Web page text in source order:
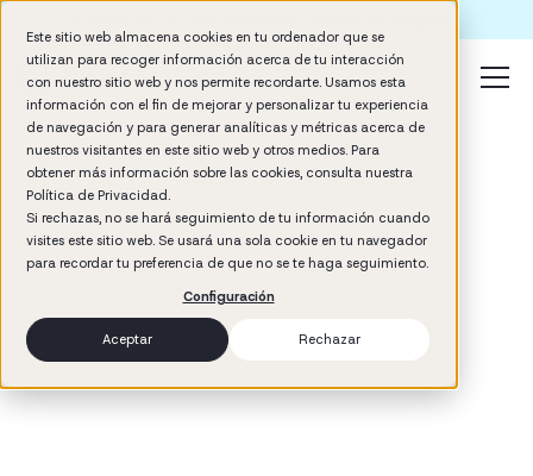
Este sitio web almacena cookies en tu ordenador que se
utilizan para recoger información acerca de tu interacción
con nuestro sitio web y nos permite recordarte. Usamos esta
información con el fin de mejorar y personalizar tu experiencia
de navegación y para generar analíticas y métricas acerca de
nuestros visitantes en este sitio web y otros medios. Para
obtener más información sobre las cookies, consulta nuestra
Política de Privacidad.
Si rechazas, no se hará seguimiento de tu información cuando
visites este sitio web. Se usará una sola cookie en tu navegador
para recordar tu preferencia de que no se te haga seguimiento.
Configuración
Aceptar Rechazar
min read